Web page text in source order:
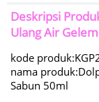
Deskripsi
Ulang Air
kode
nama
Sabun 50ml